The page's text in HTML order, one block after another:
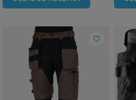
favorite_border